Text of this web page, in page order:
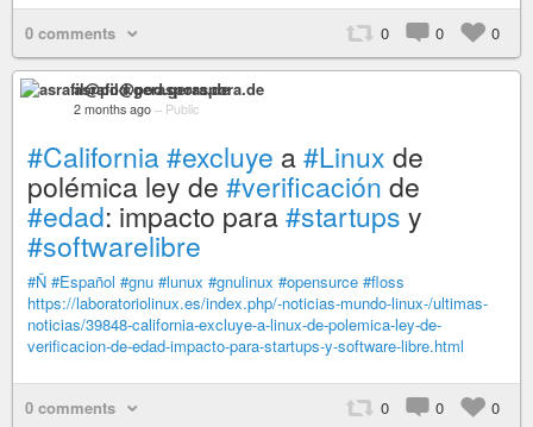
0 comments 0 0 0
asrafil@pod.geraspora.de
2 months ago – Public
#California#excluye a#Linux de
polémica ley de #verificación de
#edad: impacto para#startups y
#softwarelibre
#Ñ #Español #gnu #lunux #gnulinux #opensurce #floss
https://laboratoriolinux.es/index.php/-noticias-mundo-linux-/ultimas-
noticias/39848-california-excluye-a-linux-de-polemica-ley-de-
verificacion-de-edad-impacto-para-startups-y-software-libre.html
0 comments 0 0 0